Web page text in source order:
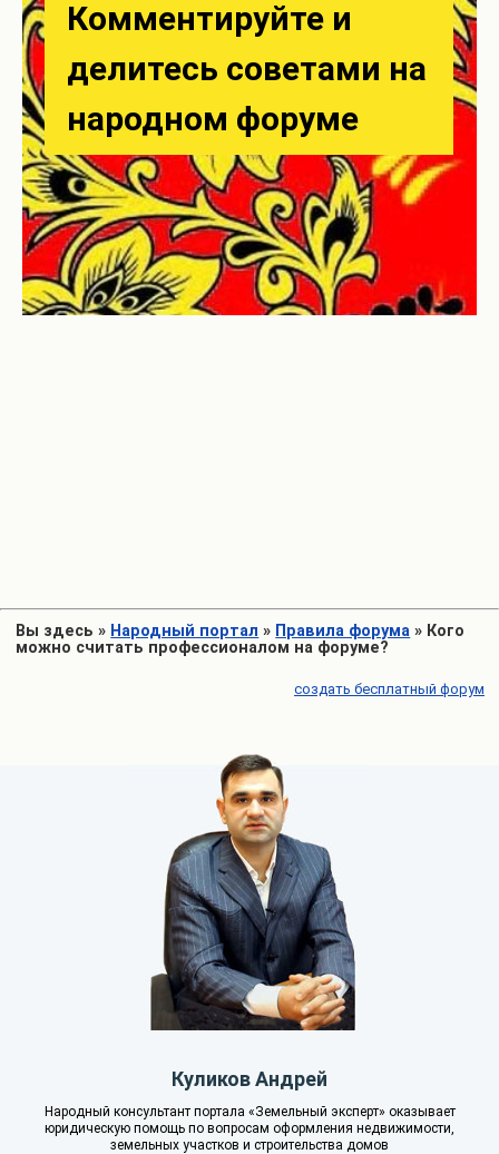
Вы здесь » Народный портал » Правила форума » Кого
можно считать профессионалом на форуме?
создать бесплатный форум
Куликов Андрей
Народный консультант портала «Земельный эксперт» оказывает
юридическую помощь по вопросам оформления недвижимости,
земельных участков и строительства домов